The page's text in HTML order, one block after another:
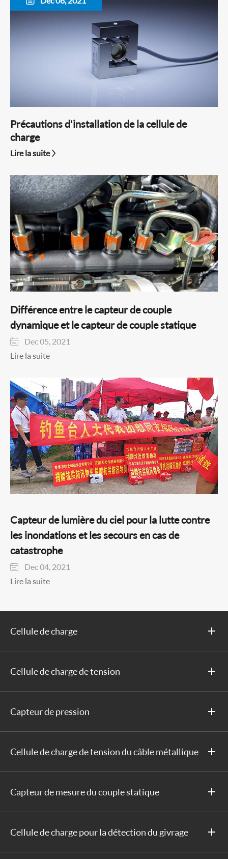
Précautions d'installation de la cellule de
charge
Lire la suite
Différence entre le capteur de couple
dynamique et le capteur de couple statique

Dec 05, 2021
Lire la suite
Capteur de lumière du ciel pour la lutte contre
les inondations et les secours en cas de
catastrophe

Dec 04, 2021
Lire la suite
Cellule de charge
Cellule de charge de tension
Capteur de pression
Cellule de charge de tension du câble métallique
Capteur de mesure du couple statique
Cellule de charge pour la détection du givrage